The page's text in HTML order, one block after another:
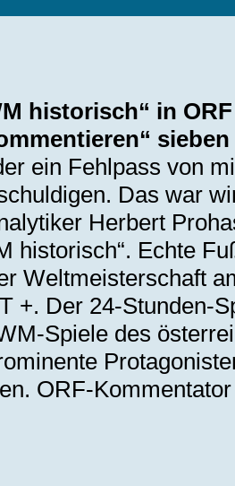
historisch“ in
ein Fehlpass von
Das war
Herbert
historisch“. Echte
Weltmeisterschaft
+. Der 24-Stunden-
Spiele des
ORF-